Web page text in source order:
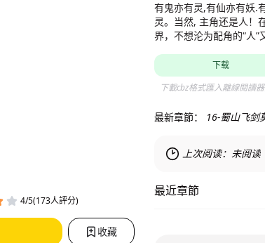
4/5(173人評分)
收藏
有鬼亦有灵,有仙亦有妖.
灵。当然, 主角还是人！
界，不想沦为配角的“人”
下载
下載cbz格式匯入離線閱讀
最新章節： 16-蜀山飞剑
上次阅读： 未阅读
最近章節